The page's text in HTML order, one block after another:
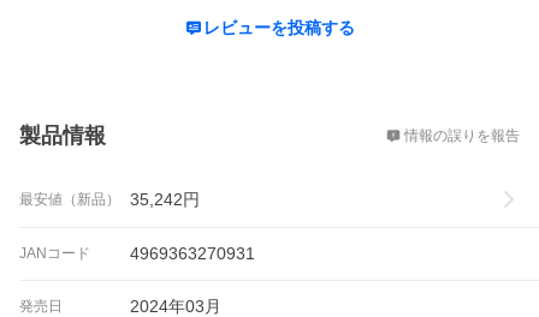
レビューを投稿する
製品情報 情報の誤りを報告
最安値（新品） 35,242円
JANコード 4969363270931
発売日 2024年03月